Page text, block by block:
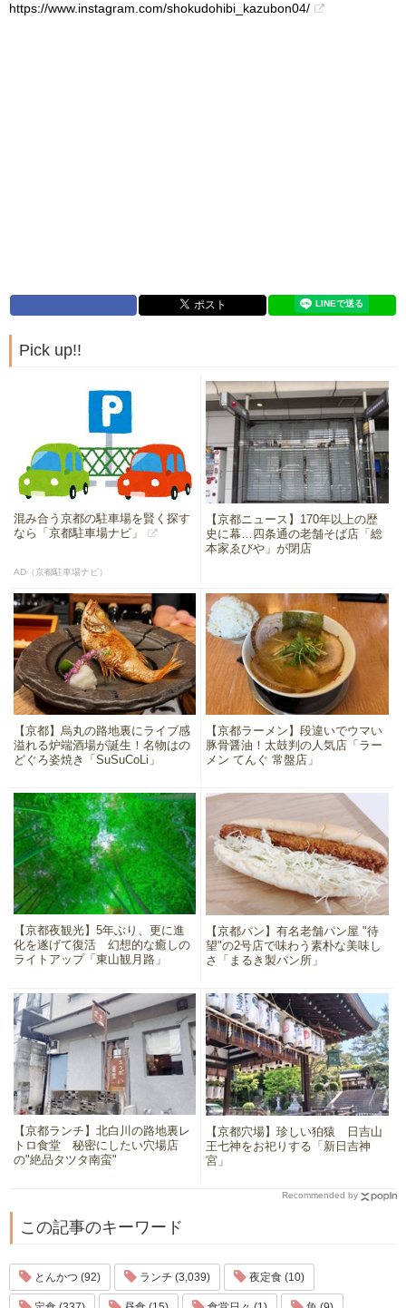
https://www.instagram.com/shokudohibi_kazubon04/
Pick up!!
混み合う京都の駐車場を賢く探す
なら「京都駐車場ナビ」
AD（京都駐車場ナビ）
【京都ニュース】170年以上の歴
史に幕…四条通の老舗そば店「総
本家ゑびや」が閉店
【京都】烏丸の路地裏にライブ感
溢れる炉端酒場が誕生！名物はの
どぐろ姿焼き「SuSuCoLi」
【京都ラーメン】段違いでウマい
豚骨醤油！太鼓判の人気店「ラー
メン てんぐ 常盤店」
【京都夜観光】5年ぶり、更に進
化を遂げて復活 幻想的な癒しの
ライトアップ「東山観月路」
【京都パン】有名老舗パン屋 "待
望"の2号店で味わう素朴な美味し
さ「まるき製パン所」
【京都ランチ】北白川の路地裏レ
トロ食堂 秘密にしたい穴場店
の"絶品タツタ南蛮"
【京都穴場】珍しい狛猿 日吉山
王七神をお祀りする「新日吉神
宮」
Recommended by
この記事のキーワード
とんかつ (92) ランチ (3,039) 夜定食 (10)